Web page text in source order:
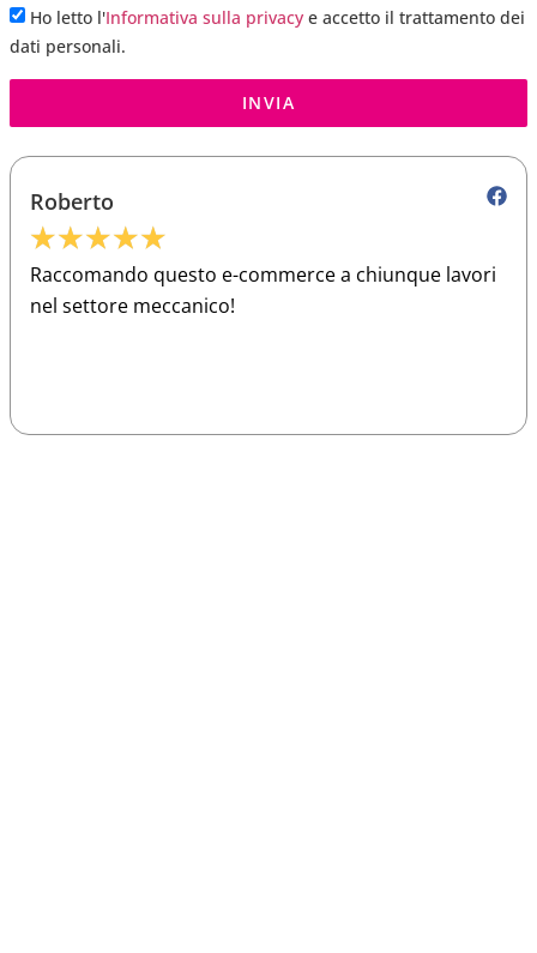
Ho letto l'Informativa sulla privacy e accetto il trattamento dei
dati personali.
INVIA
Roberto
★★★★★
Raccomando questo e-commerce a chiunque lavori
nel settore meccanico!